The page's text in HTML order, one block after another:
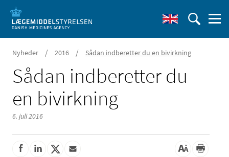
Nyheder / 2016 / Sådan indberetter du en bivirkning
Sådan indberetter du
en bivirkning
6. juli 2016